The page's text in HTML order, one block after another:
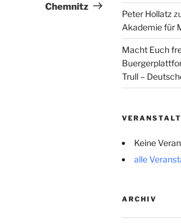
Chemnitz
Peter Hollatz
Akademie für
Macht Euch
Trull –
Keine
alle
ARCHIV